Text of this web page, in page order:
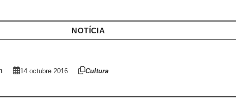
NOTÍCIA
14 octubre 2016 Cultura